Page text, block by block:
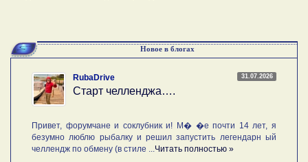
Новое в блогах
31.07.2026
RubaDrive
Старт челленджа….
Привет, форумчане и соклубник и! М� �е почти 14 лет, я
безумно люблю рыбалку и решил запустить легендарн ый
челлендж по обмену (в стиле ... Читать полностью »